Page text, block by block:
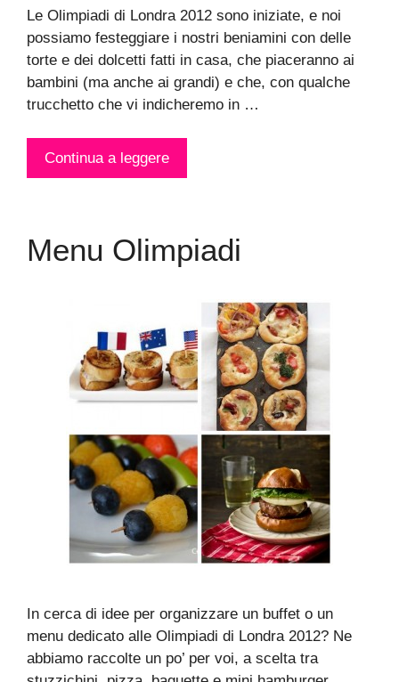
Le Olimpiadi di Londra 2012 sono iniziate, e noi
possiamo festeggiare i nostri beniamini con delle
torte e dei dolcetti fatti in casa, che piaceranno ai
bambini (ma anche ai grandi) e che, con qualche
trucchetto che vi indicheremo in …
Continua a leggere
Menu Olimpiadi
In cerca di idee per organizzare un buffet o un
menu dedicato alle Olimpiadi di Londra 2012? Ne
abbiamo raccolte un po’ per voi, a scelta tra